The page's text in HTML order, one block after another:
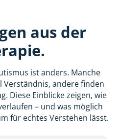
aus der
ist anders. Manche
Verständnis, andere finden
Diese Einblicke zeigen, wie
– und was möglich
für echtes Verstehen lässt.